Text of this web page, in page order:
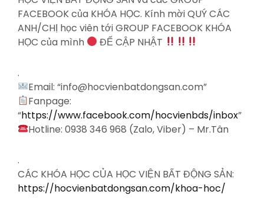
FACEBOOK của KHÓA HỌC. Kính mời QUÝ CÁC
ANH/CHỊ học viên tới GROUP FACEBOOK KHÓA
HỌC của mình
ĐỂ CẬP NHẬT
.
Email: “info@hocvienbatdongsan.com”
Fanpage:
“https://www.facebook.com/hocvienbds/inbox”
Hotline: 0938 346 968 (Zalo, Viber) – Mr.Tân
.
CÁC KHÓA HỌC CỦA HỌC VIỆN BẤT ĐỘNG SẢN:
https://hocvienbatdongsan.com/khoa-hoc/